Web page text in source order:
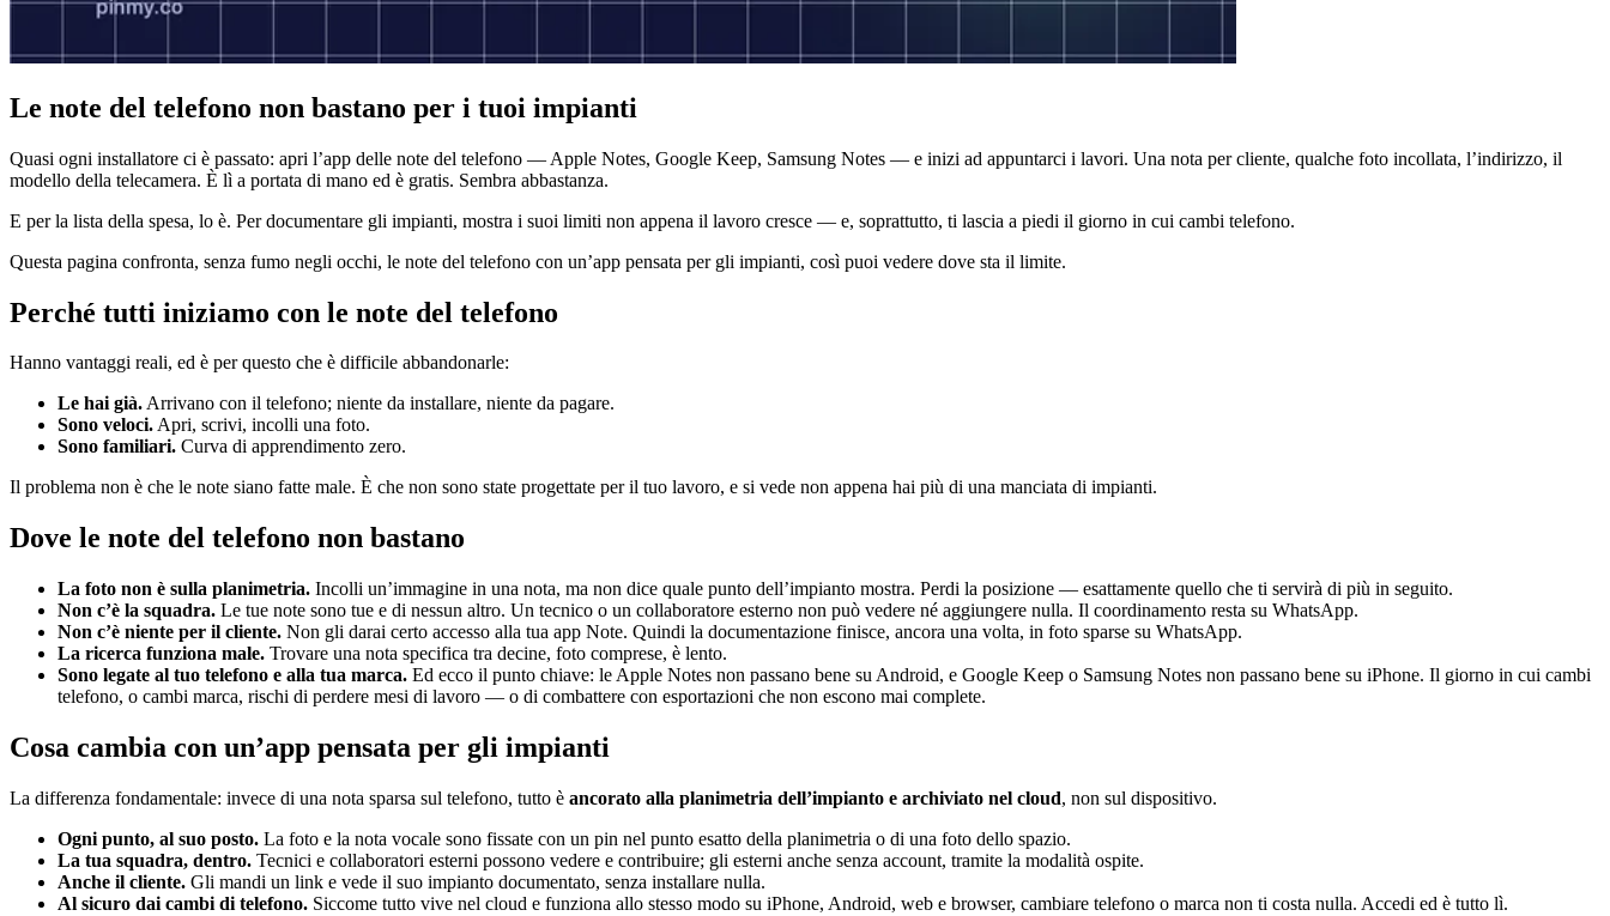
Le note del telefono non bastano per i tuoi impianti
Quasi ogni installatore ci è passato: apri l’app delle note del telefono — Apple Notes, Google Keep, Samsung Notes — e inizi ad appuntarci i lavori. Una nota per cliente, qualche foto incollata, l’indirizzo, il
modello della telecamera. È lì a portata di mano ed è gratis. Sembra abbastanza.
E per la lista della spesa, lo è. Per documentare gli impianti, mostra i suoi limiti non appena il lavoro cresce — e, soprattutto, ti lascia a piedi il giorno in cui cambi telefono.
Questa pagina confronta, senza fumo negli occhi, le note del telefono con un’app pensata per gli impianti, così puoi vedere dove sta il limite.
Perché tutti iniziamo con le note del telefono
Hanno vantaggi reali, ed è per questo che è difficile abbandonarle:
Le hai già.Arrivano con il telefono; niente da installare, niente da pagare.
Sono veloci.Apri, scrivi, incolli una foto.
Sono familiari. Curva di apprendimento zero.
Il problema non è che le note siano fatte male. È che non sono state progettate per il tuo lavoro, e si vede non appena hai più di una manciata di impianti.
Dove le note del telefono non bastano
La foto non è sulla planimetria. Incolli un’immagine in una nota, ma non dice quale punto dell’impianto mostra. Perdi la posizione — esattamente quello che ti servirà di più in seguito.
Non c’è la squadra. Le tue note sono tue e di nessun altro. Un tecnico o un collaboratore esterno non può vedere né aggiungere nulla. Il coordinamento resta su WhatsApp.
Non c’è niente per il cliente. Non gli darai certo accesso alla tua app Note. Quindi la documentazione finisce, ancora una volta, in foto sparse su WhatsApp.
La ricerca funziona male. Trovare una nota specifica tra decine, foto comprese, è lento.
Sono legate al tuo telefono e alla tua marca. Ed ecco il punto chiave: le Apple Notes non passano bene su Android, e Google Keep o Samsung Notes non passano bene su iPhone. Il giorno in cui cambi
telefono, o cambi marca, rischi di perdere mesi di lavoro — o di combattere con esportazioni che non escono mai complete.
Cosa cambia con un’app pensata per gli impianti
La differenza fondamentale: invece di una nota sparsa sul telefono, tutto è ancorato alla planimetria dell’impianto e archiviato nel cloud, non sul dispositivo.
Ogni punto, al suo posto. La foto e la nota vocale sono fissate con un pin nel punto esatto della planimetria o di una foto dello spazio.
La tua squadra, dentro. Tecnici e collaboratori esterni possono vedere e contribuire; gli esterni anche senza account, tramite la modalità ospite.
Anche il cliente. Gli mandi un link e vede il suo impianto documentato, senza installare nulla.
Al sicuro dai cambi di telefono. Siccome tutto vive nel cloud e funziona allo stesso modo su iPhone, Android, web e browser, cambiare telefono o marca non ti costa nulla. Accedi ed è tutto lì.